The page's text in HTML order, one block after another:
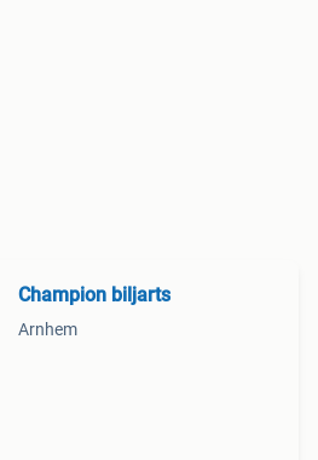
Champion biljarts
Arnhem